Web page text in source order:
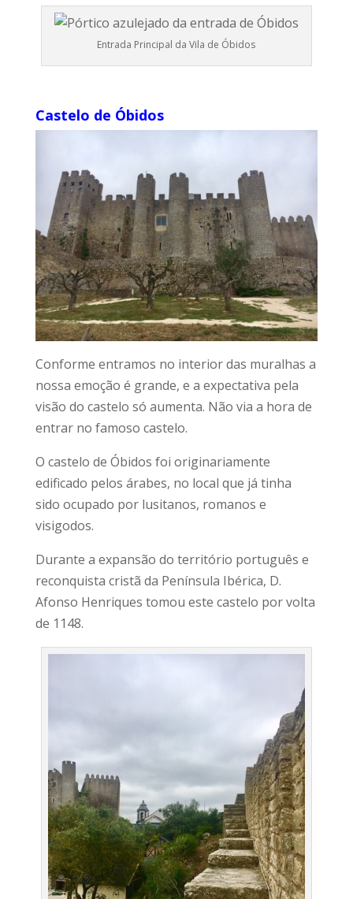
Entrada Principal da Vila de Óbidos
Castelo de Óbidos
Conforme entramos no interior das muralhas a
nossa emoção é grande, e a expectativa pela
visão do castelo só aumenta. Não via a hora de
entrar no famoso castelo.
O castelo de Óbidos foi originariamente
edificado pelos árabes, no local que já tinha
sido ocupado por lusitanos, romanos e
visigodos.
Durante a expansão do território português e
reconquista cristã da Península Ibérica, D.
Afonso Henriques tomou este castelo por volta
de 1148.